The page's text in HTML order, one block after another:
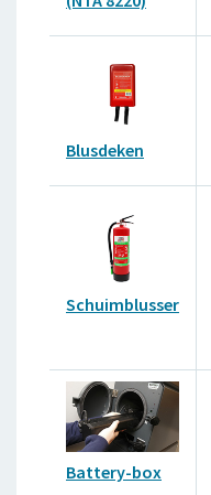
Blusdeken
Schuimblusser
Battery-box